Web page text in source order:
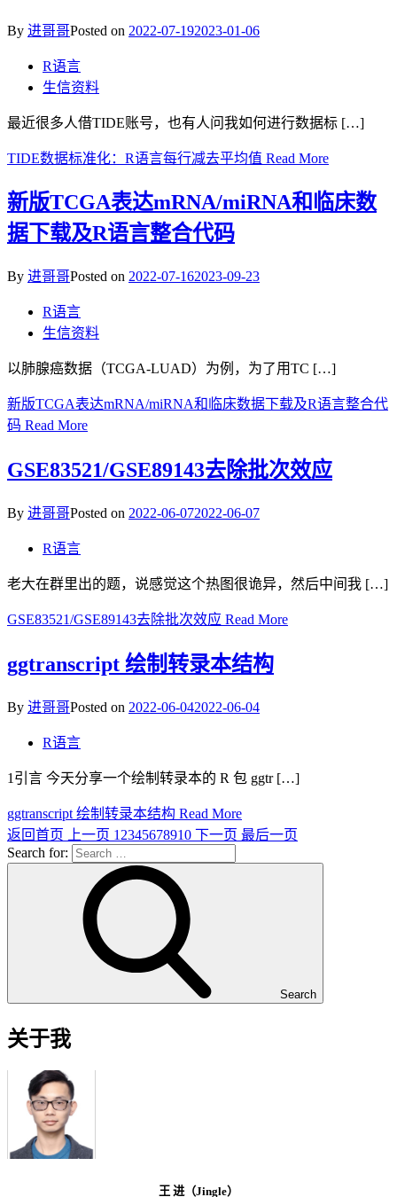
By 进哥哥Posted on 2022-07-192023-01-06
R语言
生信资料
最近很多人借TIDE账号，也有人问我如何进行数据标 […]
TIDE数据标准化：R语言每行减去平均值 Read More
新版TCGA表达mRNA/miRNA和临床数
据下载及R语言整合代码
By 进哥哥Posted on 2022-07-162023-09-23
R语言
生信资料
以肺腺癌数据（TCGA-LUAD）为例，为了用TC […]
新版TCGA表达mRNA/miRNA和临床数据下载及R语言整合代
码 Read More
GSE83521/GSE89143去除批次效应
By 进哥哥Posted on 2022-06-072022-06-07
R语言
老大在群里出的题，说感觉这个热图很诡异，然后中间我 […]
GSE83521/GSE89143去除批次效应 Read More
ggtranscript 绘制转录本结构
By 进哥哥Posted on 2022-06-042022-06-04
R语言
1引言 今天分享一个绘制转录本的 R 包 ggtr […]
ggtranscript 绘制转录本结构 Read More
返回首页
上一页 1 2345678910 下一页 最后一页
Search for:
Search
关于我
王 进（Jingle）